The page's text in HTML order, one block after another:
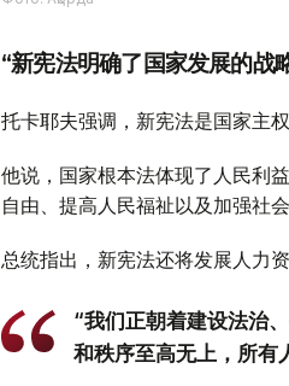
“新宪法明确了国家发展的战
托卡耶夫强调，新宪法是国家主
他说，国家根本法体现了人民利
自由、提高人民福祉以及加强社
总统指出，新宪法还将发展人力
“我们正朝着建设法治
和秩序至高无上，所有